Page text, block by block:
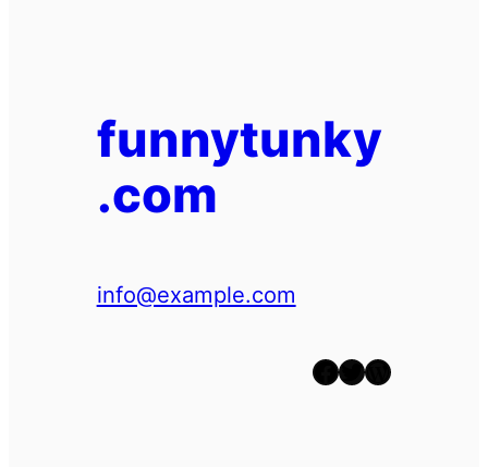
funnytunky
.com
info@example.com
Facebook Twitter WordPress